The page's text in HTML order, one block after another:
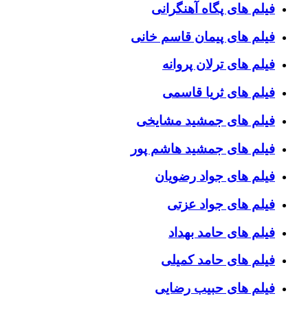
فیلم های پگاه آهنگرانی
فیلم های پیمان قاسم خانی
فیلم های ترلان پروانه
فیلم های ثریا قاسمی
فیلم های جمشید مشایخی
فیلم های جمشید هاشم پور
فیلم های جواد رضویان
فیلم های جواد عزتی
فیلم های حامد بهداد
فیلم های حامد کمیلی
فیلم های حبیب رضایی